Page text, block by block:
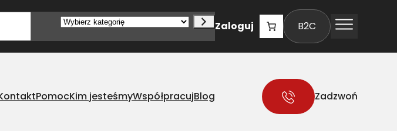
Wybierz
Zaloguj B2C
PomocKim jesteśmyWspółpracujBlog Zadzwoń